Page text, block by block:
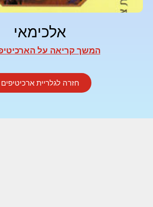
אלכימאי
המשך קריאה על
חזרה לגלריית ארכיטיפים